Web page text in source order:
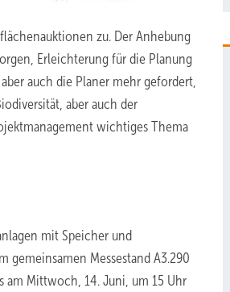
zu. Der Anhebung
Erleichterung für die Planung
auch die Planer mehr gefordert,
aber auch der
wichtiges Thema
mit Speicher und
gemeinsamen Messestand A3.290
am Mittwoch, 14. Juni, um 15 Uhr